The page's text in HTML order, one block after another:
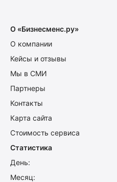
О «Бизнесменс.ру»
О компании
Кейсы и отзывы
Мы в СМИ
Партнеры
Контакты
Карта сайта
Стоимость сервиса
Статистика
День:
Месяц: